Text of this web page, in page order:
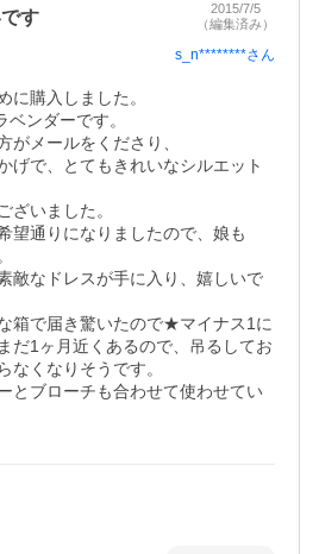
す
2015/7/5
（編集済み）
s_n********さん
に購入しました。
ンダーです。
がメールをくださり、
げで、とてもきれいなシルエット
ざいました。
望通りになりましたので、娘も
敵なドレスが手に入り、嬉しいで
箱で届き驚いたので★マイナス1に
だ1ヶ月近くあるので、吊るしてお
なくなりそうです。
とブローチも合わせて使わせてい